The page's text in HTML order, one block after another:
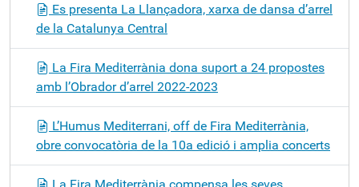
Es presenta La Llançadora, xarxa de dansa d’arrel
de la Catalunya Central
La Fira Mediterrània dona suport a 24 propostes
amb l’Obrador d’arrel 2022-2023
L’Humus Mediterrani, off de Fira Mediterrània,
obre convocatòria de la 10a edició i amplia concerts
La Fira Mediterrània compensa les seves